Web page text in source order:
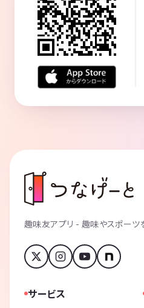
趣味友アプリ - 趣味やスポーツ
サービス